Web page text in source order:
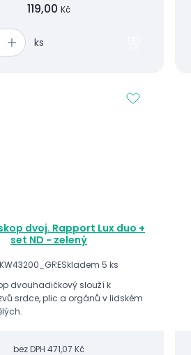
119,00 Kč
ks
dvoj. Rapport Lux duo +
set ND - zelený
Skladem 5 ks
dvouhadičkový slouží k
srdce, plic a orgánů v lidském
bez DPH 471,07 Kč